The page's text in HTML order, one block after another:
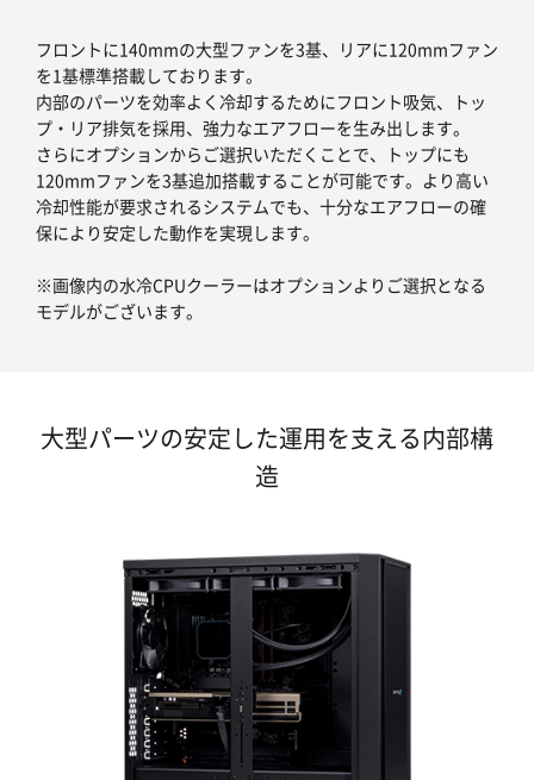
フロントに140mmの大型ファンを3基、リアに120mmファン
を1基標準搭載しております。
内部のパーツを効率よく冷却するためにフロント吸気、トッ
プ・リア排気を採用、強力なエアフローを生み出します。
さらにオプションからご選択いただくことで、トップにも
120mmファンを3基追加搭載することが可能です。より高い
冷却性能が要求されるシステムでも、十分なエアフローの確
保により安定した動作を実現します。
※画像内の水冷CPUクーラーはオプションよりご選択となる
モデルがございます。
大型パーツの安定した運用を支える内部構
造